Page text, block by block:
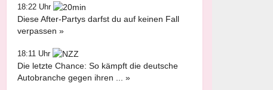
18:22 Uhr
Diese After-Partys darfst du auf keinen Fall
verpassen »
18:11 Uhr
Die letzte Chance: So kämpft die deutsche
Autobranche gegen ihren ... »